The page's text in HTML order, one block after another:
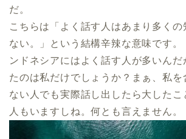
だ。
こちらは「よく話す人はあまり多くの
ない。」という結構辛辣な意味です。
ンドネシアにはよく話す人が多いんだ
たのは私だけでしょうか？まぁ、私を
ない人でも実際話し出したら大したこ
人もいますしね。何とも言えません。